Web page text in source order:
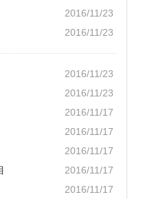
2016/11/23
2016/11/23
2016/11/23
2016/11/23
2016/11/17
2016/11/17
2016/11/17
2016/11/17
2016/11/17